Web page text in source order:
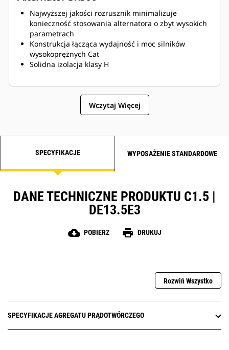
Najwyższej jakości rozrusznik minimalizuje
konieczność stosowania alternatora o zbyt wysokich
parametrach
Konstrukcja łącząca wydajność i moc silników
wysokoprężnych Cat
Solidna izolacja klasy H
Wczytaj Więcej
SPECYFIKACJE WYPOSAŻENIE STANDARDOWE
DANE TECHNICZNE PRODUKTU C1.5 |
DE13.5E3
cloud_download POBIERZ print DRUKUJ
Rozwiń Wszystko
SPECYFIKACJE AGREGATU PRĄDOTWÓRCZEGO